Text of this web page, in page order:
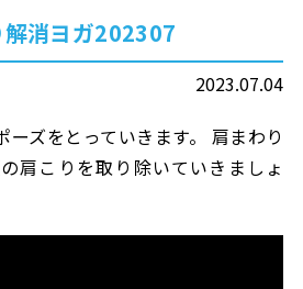
解消ヨガ202307
2023.07.04
ズをとっていきます。 肩まわり
肩こりを取り除いていきましょ